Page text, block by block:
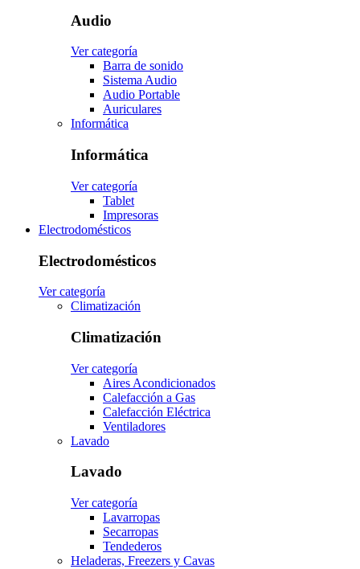
Audio
Ver categoría
Barra de sonido
Sistema Audio
Audio Portable
Auriculares
Informática
Informática
Ver categoría
Tablet
Impresoras
Electrodomésticos
Electrodomésticos
Ver categoría
Climatización
Climatización
Ver categoría
Aires Acondicionados
Calefacción a Gas
Calefacción Eléctrica
Ventiladores
Lavado
Lavado
Ver categoría
Lavarropas
Secarropas
Tendederos
Heladeras, Freezers y Cavas